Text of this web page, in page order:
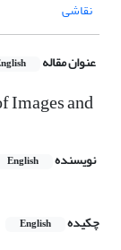
نقاشی
عنوان مقاله
Images and
نویسنده English
چکیده
English